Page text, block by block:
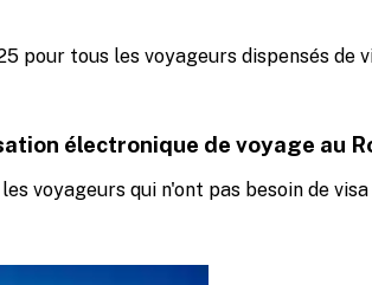
pour tous les voyageurs dispensés de
électronique de voyage au
voyageurs qui n'ont pas besoin de